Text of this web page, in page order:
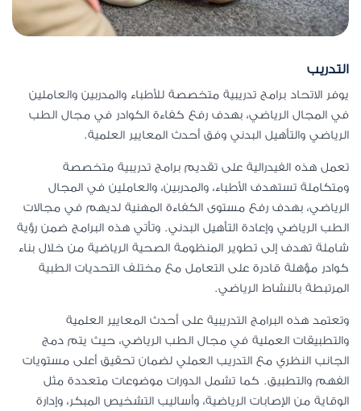
التدريب
يوفر الاتحاد برامج تدريبية متخصصة للأطباء والمدربين والعاملين
في المجال الرياضي، بهدف رفع كفاءة الكوادر في مجال الطب
الرياضي والتأهيل البدني وفق أحدث المعايير العلمية.
تعمل هذه الفيدرالية على تقديم برامج تدريبية متخصصة
ومتكاملة تستهدف الأطباء، والمدربين، والعاملين في المجال
الرياضي، بهدف رفع مستوى الكفاءة المهنية لديهم في مجالات
الطب الرياضي وإعادة التأهيل البدني. وتأتي هذه البرامج ضمن رؤية
شاملة تهدف إلى تطوير المنظومة الصحية الرياضية من خلال بناء
كوادر مؤهلة قادرة على التعامل مع مختلف التحديات الطبية
المرتبطة بالنشاط الرياضي.
وتعتمد هذه البرامج التدريبية على أحدث المعايير العلمية
والتطبيقات العملية في مجال الطب الرياضي، حيث يتم دمج
الجانب النظري مع التدريب العملي لضمان تحقيق أعلى مستويات
الفهم والتطبيق. كما تشمل الدورات موضوعات متعددة مثل
الوقاية من الإصابات الرياضية، وأساليب التشخيص المبكر، وإدارة